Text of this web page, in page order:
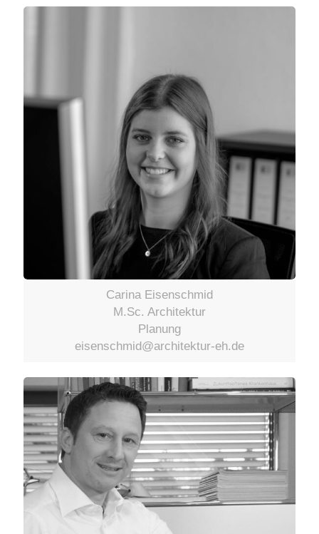
Carina Eisenschmid
M.Sc. Architektur
Planung
eisenschmid@architektur-eh.de